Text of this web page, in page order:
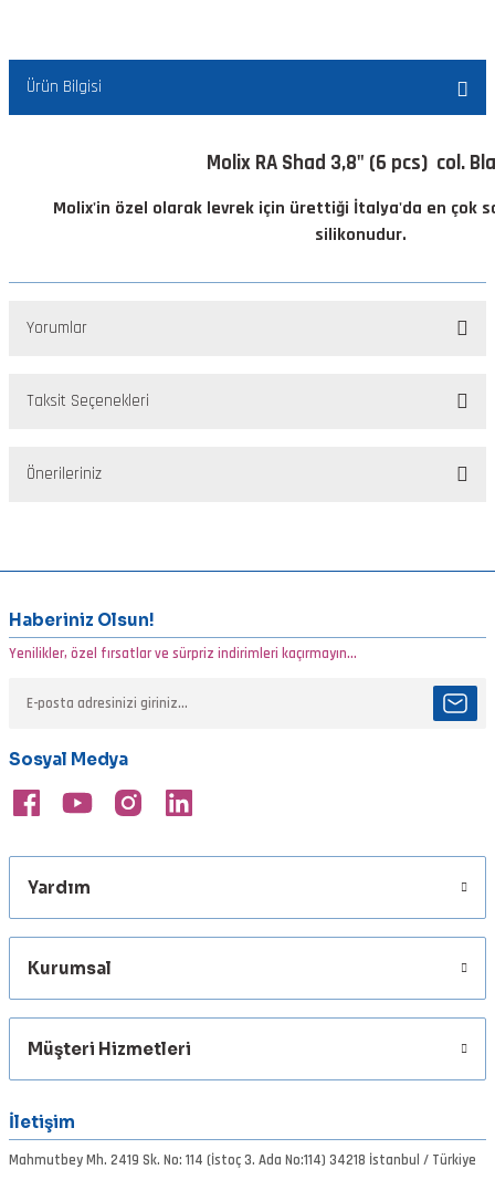
Ürün Bilgisi
Molix RA Shad 3,8" (6 pcs) col.
Molix'in özel olarak levrek için ürettiği İtalya'da en çok
silikonudur.
Yorumlar
Taksit Seçenekleri
Önerileriniz
Ürün resmi kalitesiz, bozuk veya görüntülenemiyor.
Ürün açıklamasında eksik bilgiler bulunuyor.
Ürün fiyatı diğer sitelerden daha pahalı.
Bu ürüne benzer farklı alternatifler olmalı.
Gönder
Haberiniz Olsun!
Yenilikler, özel fırsatlar ve sürpriz indirimleri kaçırmayın...
Sosyal Medya
Yardım
Kurumsal
Müşteri Hizmetleri
İletişim
Mahmutbey Mh. 2419 Sk. No: 114 (İstoç 3. Ada No:114) 34218 İstanbul / Türkiye